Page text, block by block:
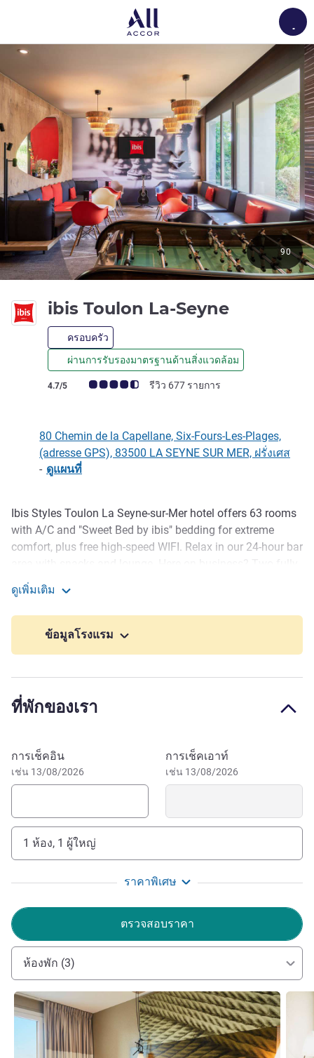
ibis Toulon La-Seyne
ครอบครัว
ผ่านการรับรองมาตรฐานด้านสิ่งแวดล้อม
คะแนนความคิดเห็นจากแขก (เรทติ้งบน ALL)
4.7/5 รีวิว 677 รายการ
90
80 Chemin de la Capellane, Six-Fours-Les-Plages,
(adresse GPS), 83500 LA SEYNE SUR MER, ฝรั่งเศส
- ดูแผนที่
รายละเอียด
Ibis Styles Toulon La Seyne-sur-Mer hotel offers 63 rooms
with A/C and "Sweet Bed by ibis" bedding for extreme
comfort, plus free high-speed WIFI. Relax in our 24-hour bar
equipped meeting rooms can accommodate up to 40
people. Whether you're traveling for business or pleasure,
take advantage of our free, secure and gated outdoor
parking on site.
the vineyards of Bandol. Fall in La Seyne offers a peaceful
setting, perfect for lovers of nature, good wines, the
seaside and serenity. Easy access from the A50 highway,
beaches and the island of Embiez from Six-Fours.
Easily accessible from the A50 highway and via public
the surrounding beaches and islands for a truly relaxing
stay!
ideal base for exploring the surrounding area. Treat
yourself to a relaxing moment with board games, at the bar
or on our shaded terrace.
William GENNARO ฝ่ายบริหารโรงแรม
ดูเพิ่มเติม
ข้อมูลโรงแรม
ที่พักของเรา
จองโรงแรมนี้
การเช็คอิน
เช่น 13/08/2026
การเช็คเอาท์
เช่น 13/08/2026
1 ห้อง, 1 ผู้ใหญ่
ราคาพิเศษ
ตรวจสอบราคา
ห้องพัก (3)
ดูรายละเอียด ดูราย